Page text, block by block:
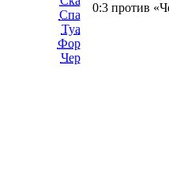
Спа
Туа
Фор
Чер
0:3 против